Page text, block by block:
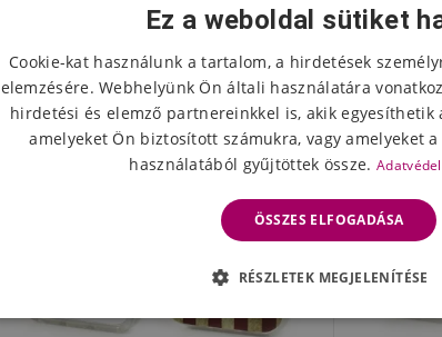
Ez a weboldal sütiket
Cookie-kat használunk a tartalom, a hirdetések
elemzésére. Webhelyünk Ön általi használatára
hirdetési és elemző partnereinkkel is, akik egyesíthetik
amelyeket Ön biztosított számukra, vagy amelyeket
használatából gyűjtöttek össze.
ÖSSZES ELFOGADÁSA
RÉSZLETEK MEGJELENÍTÉSE